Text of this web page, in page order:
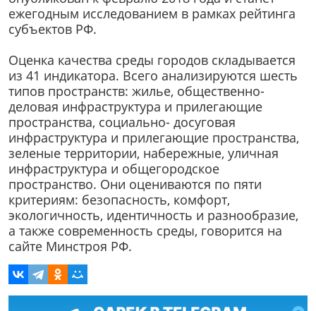
ежегодным исследованием в рамках рейтинга
субъектов РФ.
Оценка качества среды городов складывается
из 41 индикатора. Всего анализируются шесть
типов пространств: жилье, общественно-
деловая инфраструктура и прилегающие
пространства, социально- досуговая
инфраструктура и прилегающие пространства,
зеленые территории, набережные, уличная
инфраструктура и общегородское
пространство. Они оцениваются по пяти
критериям: безопасность, комфорт,
экологичность, идентичность и разнообразие,
а также современность среды, говорится на
сайте Минстроя РФ.